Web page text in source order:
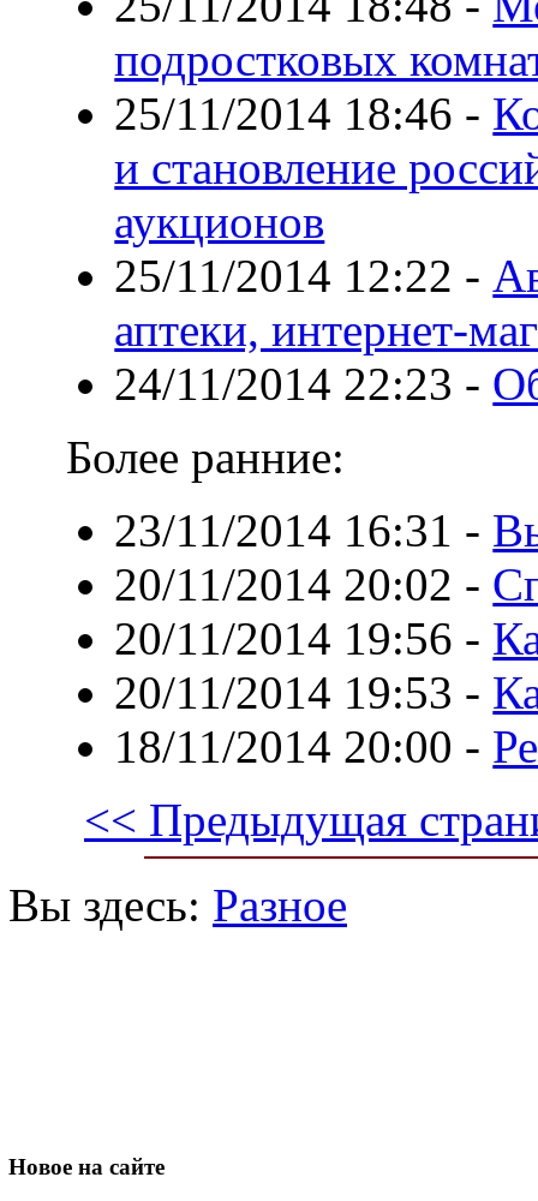
подростковых
25/11/2014 18:46 -
и становление
аукционов
25/11/2014 12:22 -
аптеки, интернет-
24/11/2014 22:23 -
Более ранние:
23/11/2014 16:31 -
20/11/2014 20:02 -
20/11/2014 19:56 -
20/11/2014 19:53 -
18/11/2014 20:00 -
<< Предыдущая
Вы здесь: Разное
Новое на сайте